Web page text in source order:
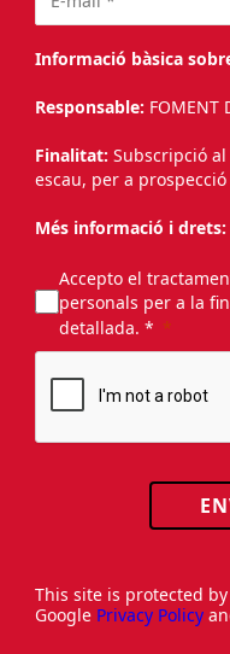
Informació bàsica
Responsable: FOMENT
Finalitat: Subscripció
escau, per a
Més informació i drets:
Accepto el
personals per a la
detallada. *
This site is protected by
Google Privacy Policy